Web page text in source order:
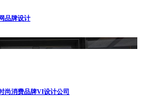
品牌设计
尚消费品牌VI设计公司